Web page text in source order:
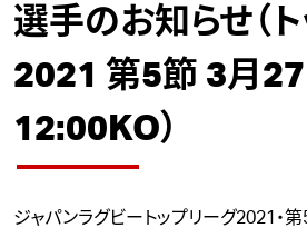
選手のお知らせ（
2021 第5節 3月27
12:00KO）
ジャパンラグビートップリーグ2021・